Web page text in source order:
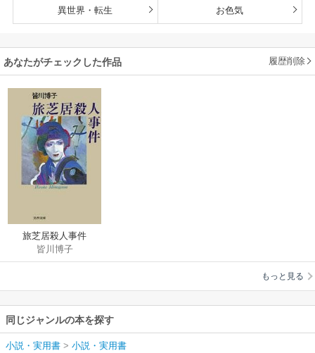
異世界・転生 お色気
あなたがチェックした作品 履歴削除
旅芝居殺人事件
皆川博子
もっと見る
同じジャンルの本を探す
小説・実用書 > 小説・実用書